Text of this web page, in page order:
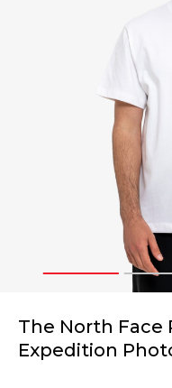
1 2
The North Face
Expedition